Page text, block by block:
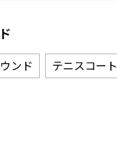
ンド テニスコート